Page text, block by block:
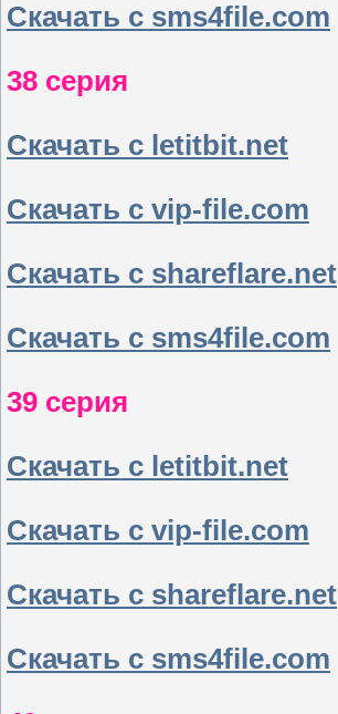
Скачать с sms4file.com
38 серия
Скачать с letitbit.net
Скачать с vip-file.com
Скачать с shareflare.net
Скачать с sms4file.com
39 серия
Скачать с letitbit.net
Скачать с vip-file.com
Скачать с shareflare.net
Скачать с sms4file.com